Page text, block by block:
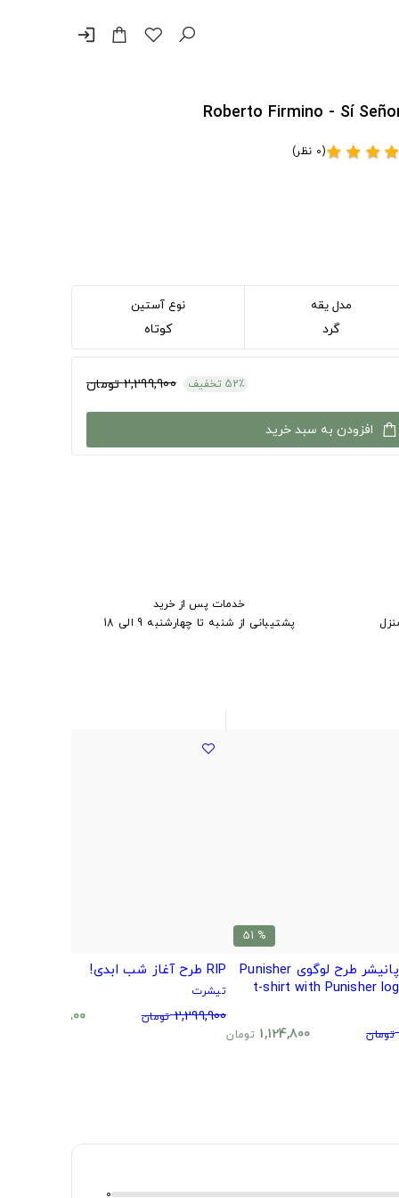
login
star
star
star
star(0 نظر)
مدل یقه
گرد
نوع آستین
کوتاه
52٪ تخفیف 2,299,900 تومان
افزودن به سبد خرید
خدمات پس از خرید
پشتیبانی از شنبه تا چهارشنبه 9 الی 18
% 51
تی شرت پانیشر طرح لوگوی Punisher
t-shirt with Punisher
تومان 1,124,800 تومان
RIP طرح آغاز شب ابدی!
تیشرت
2,299,900 تومان 1,124,800